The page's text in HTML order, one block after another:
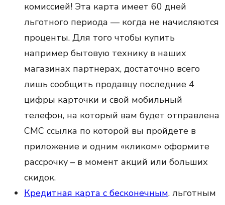
комиссией! Эта карта имеет 60 дней
льготного периода — когда не начисляются
проценты. Для того чтобы купить
например бытовую технику в наших
магазинах партнерах, достаточно всего
лишь сообщить продавцу последние 4
цифры карточки и свой мобильный
телефон, на который вам будет отправлена
​​СМС ссылка по которой вы пройдете в
приложение и одним «кликом» оформите
рассрочку – в момент акций или больших
скидок.
Кредитная карта с бесконечным, льготным